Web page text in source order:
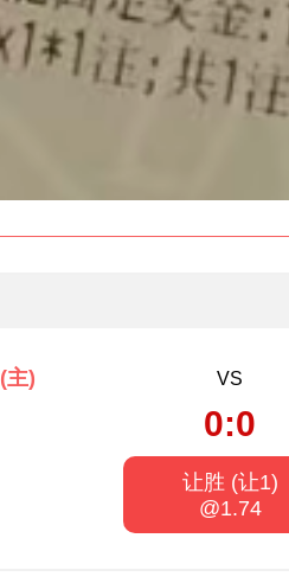
(主) VS
0:0
让胜 (让1)
@1.74